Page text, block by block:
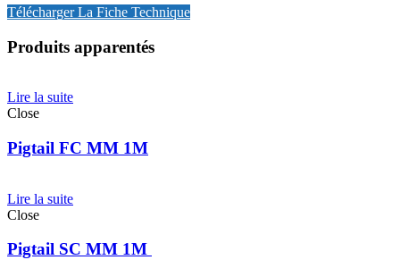
Télécharger La Fiche Technique
Produits apparentés
Lire la suite
Close
Pigtail FC MM 1M
Lire la suite
Close
Pigtail SC MM 1M